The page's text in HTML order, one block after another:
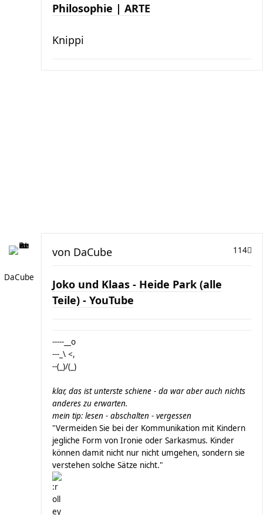
Philosophie | ARTE
Knippi
DaCube
114
von DaCube
Joko und Klaas - Heide Park (alle
Teile) - YouTube
-----__o
---_\ <,
--(_)/(_)
klar, das ist unterste schiene - da war aber auch nichts
anderes zu erwarten.
mein tip: lesen - abschalten - vergessen
"Vermeiden Sie bei der Kommunikation mit Kindern
jegliche Form von Ironie oder Sarkasmus. Kinder
können damit nicht nur nicht umgehen, sondern sie
verstehen solche Sätze nicht."